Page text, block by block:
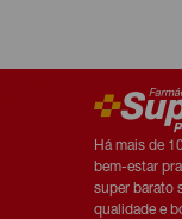
Há mais de
bem-estar
super barato
qualidade e